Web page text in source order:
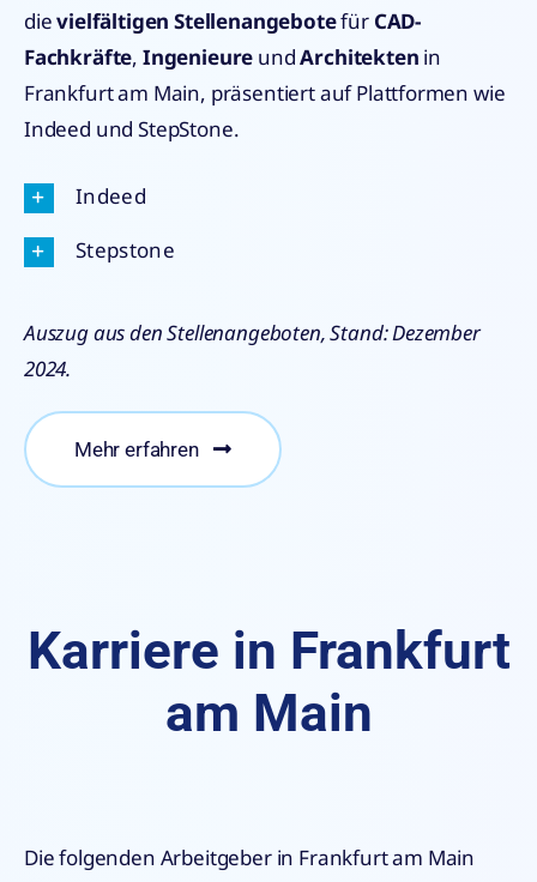
dievielfältigen Stellenangebotefür CAD-
Fachkräfte, Ingenieure undArchitekten in
Frankfurt am Main, präsentiert auf Plattformen wie
Indeed und StepStone.
Indeed
Stepstone
Auszug aus den Stellenangeboten, Stand: Dezember
2024.
Mehr erfahren
Karriere in Frankfurt
am Main
Die folgenden Arbeitgeber in Frankfurt am Main